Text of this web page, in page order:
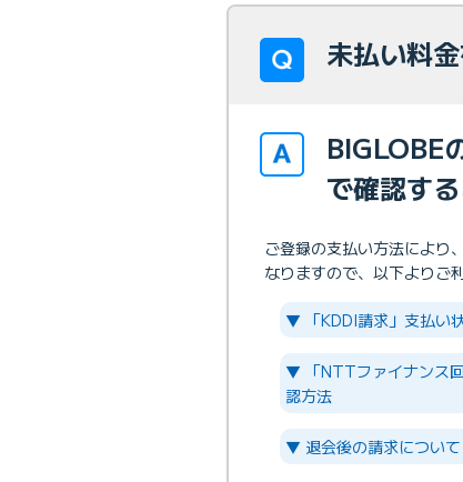
未払い料
BIGLOBE
で確認す
ご登録の支払い方法により
なりますので、以下よりご
▼ 「KDDI請求」支払い
▼ 「NTTファイナンス
認方法
▼ 退会後の請求について